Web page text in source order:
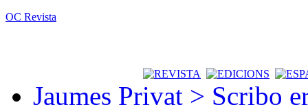
OC Revista
Jaumes Privat > Scribo